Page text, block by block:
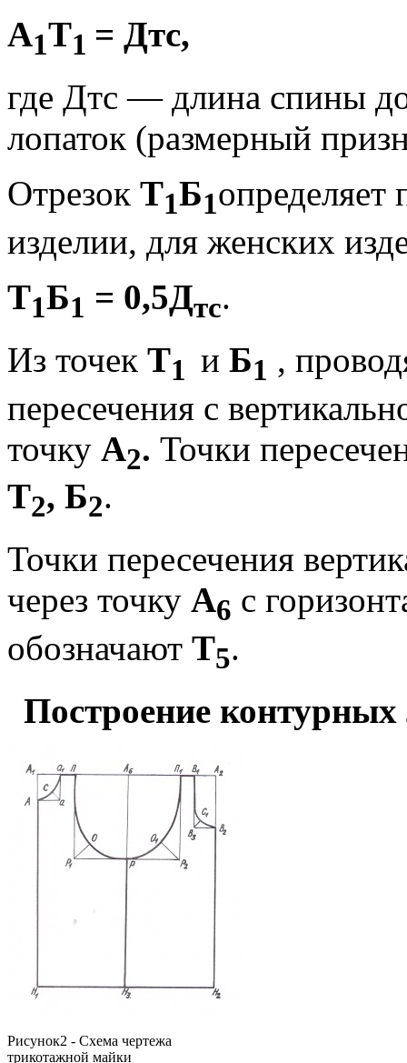
А1Т1 = Дтс,
где Дтс — длина спины
лопаток (раз­мерный
Отрезок Т1Б1определяет
изделии, для женских
Т1Б1 = 0,5Дтс.
Из точек Т1 и Б1 ,
пересече­ния с
точку А2. Точки
Т2, Б2.
Точки пересечения
через точ­ку А6 с
обозначают Т5.
Построение
Рисунок2 - Схема чертежа
трикотажной майки